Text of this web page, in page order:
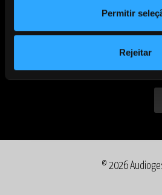
Permitir
Rejeitar
seu cântico na música de seus
PARTILHAR
© 2026